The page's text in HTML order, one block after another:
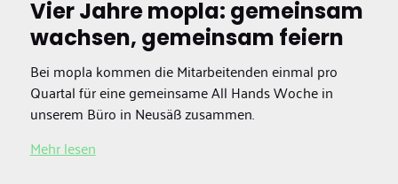
Vier Jahre mopla: gemeinsam
wachsen, gemeinsam feiern
Bei mopla kommen die Mitarbeitenden einmal pro
Quartal für eine gemeinsame All Hands Woche in
unserem Büro in Neusäß zusammen.
Mehr lesen